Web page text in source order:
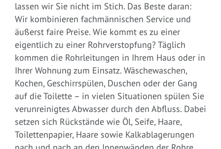
lassen wir Sie nicht im Stich. Das Beste daran:
Wir kombinieren fachmännischen Service und
äußerst faire Preise. Wie kommt es zu einer
eigentlich zu einer Rohrverstopfung? Täglich
kommen die Rohrleitungen in Ihrem Haus oder in
Ihrer Wohnung zum Einsatz. Wäschewaschen,
Kochen, Geschirrspülen, Duschen oder der Gang
auf die Toilette – in vielen Situationen spülen Sie
verunreinigtes Abwasser durch den Abfluss. Dabei
setzen sich Rückstände wie Öl, Seife, Haare,
Toilettenpapier, Haare sowie Kalkablagerungen